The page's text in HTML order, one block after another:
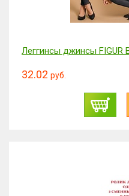
Леггинсы джинсы FIGUR
32.02 руб.